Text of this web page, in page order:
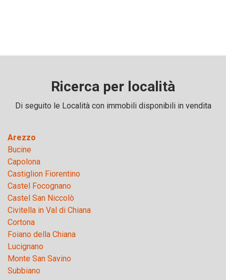
Ricerca per località
Di seguito le Località con immobili disponibili in vendita
Arezzo
Bucine
Capolona
Castiglion Fiorentino
Castel Focognano
Castel San Niccolò
Civitella in Val di Chiana
Cortona
Foiano della Chiana
Lucignano
Monte San Savino
Subbiano